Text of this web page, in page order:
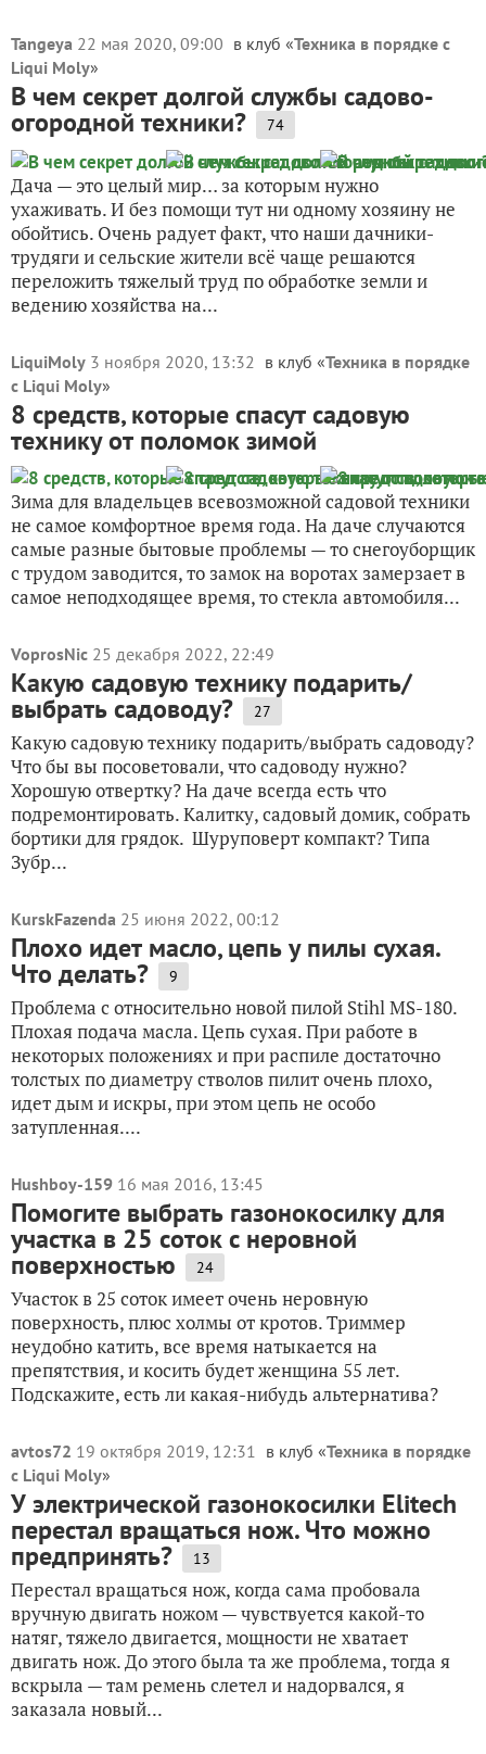
Tangeya 22 мая 2020, 09:00 в клуб «Техника в порядке с
Liqui Moly»
В чем секрет долгой службы садово-
огородной техники? 74
Дача — это целый мир… за которым нужно
ухаживать. И без помощи тут ни одному хозяину не
обойтись. Очень радует факт, что наши дачники-
трудяги и сельские жители всё чаще решаются
переложить тяжелый труд по обработке земли и
ведению хозяйства на...
LiquiMoly 3 ноября 2020, 13:32 в клуб «Техника в порядке
с Liqui Moly»
8 средств, которые спасут садовую
технику от поломок зимой
Зима для владельцев всевозможной садовой техники
не самое комфортное время года. На даче случаются
самые разные бытовые проблемы — то снегоуборщик
с трудом заводится, то замок на воротах замерзает в
самое неподходящее время, то стекла автомобиля...
VoprosNic 25 декабря 2022, 22:49
Какую садовую технику подарить/
выбрать садоводу? 27
Какую садовую технику подарить/выбрать садоводу?
Что бы вы посоветовали, что садоводу нужно?
Хорошую отвертку? На даче всегда есть что
подремонтировать. Калитку, садовый домик, собрать
бортики для грядок. Шуруповерт компакт? Типа
Зубр...
KurskFazenda 25 июня 2022, 00:12
Плохо идет масло, цепь у пилы сухая.
Что делать? 9
Проблема с относительно новой пилой Stihl MS-180.
Плохая подача масла. Цепь сухая. При работе в
некоторых положениях и при распиле достаточно
толстых по диаметру стволов пилит очень плохо,
идет дым и искры, при этом цепь не особо
затупленная....
Hushboy-159 16 мая 2016, 13:45
Помогите выбрать газонокосилку для
участка в 25 соток с неровной
поверхностью 24
Участок в 25 соток имеет очень неровную
поверхность, плюс холмы от кротов. Триммер
неудобно катить, все время натыкается на
препятствия, и косить будет женщина 55 лет.
Подскажите, есть ли какая-нибудь альтернатива?
avtos72 19 октября 2019, 12:31 в клуб «Техника в порядке
с Liqui Moly»
У электрической газонокосилки Elitech
перестал вращаться нож. Что можно
предпринять? 13
Перестал вращаться нож, когда сама пробовала
вручную двигать ножом — чувствуется какой-то
натяг, тяжело двигается, мощности не хватает
двигать нож. До этого была та же проблема, тогда я
вскрыла — там ремень слетел и надорвался, я
заказала новый...